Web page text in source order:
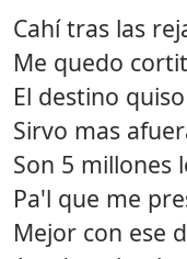
Cahí tras las
Me quedo
El destino
Sirvo mas
Son 5 millones
Pa'l que me
Mejor con ese